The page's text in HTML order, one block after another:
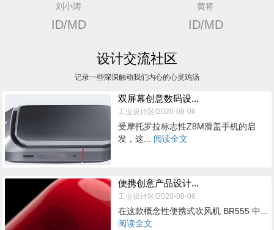
刘小涛
ID/MD
黄将
ID/MD
设计交流社区
记录一些深深触动我们内心的心灵鸡汤
双屏幕创意数码设...
工业设计区/2020-08-06
受摩托罗拉标志性Z8M滑盖手机的启
发，这... 阅读全文
便携创意产品设计...
工业设计区/2020-08-06
在这款概念性便携式吹风机 BR555 中...
阅读全文